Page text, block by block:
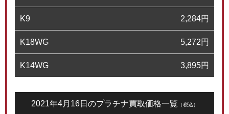
K9 2,284円
K18WG 5,272円
K14WG 3,895円
2021年4月16日のプラチナ買取価格一覧 （税込）